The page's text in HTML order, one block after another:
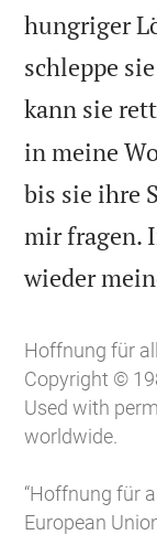
hungriger
schleppe
kann sie
in meine
bis sie ihre
mir fragen.
wieder
Hoffnung für
Copyright ©
Used with
worldwide.
“Hoffnung für
European